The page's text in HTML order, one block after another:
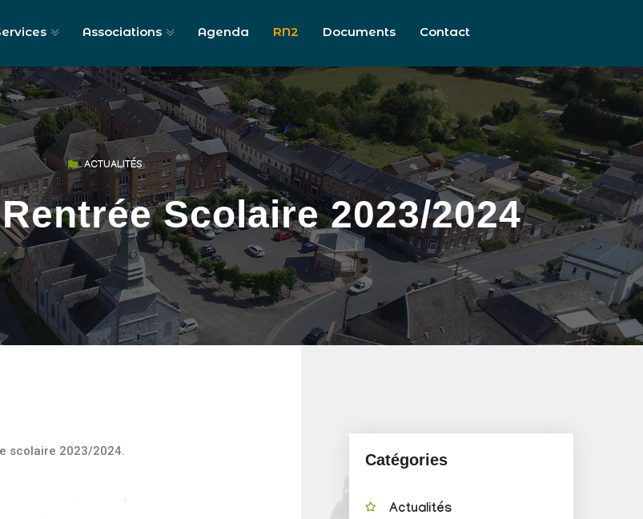
Associations Agenda RN2 Documents Contact
ACTUALITÉS
Scolaire 2023/2024
scolaire 2023/2024. Catégories
Actualités